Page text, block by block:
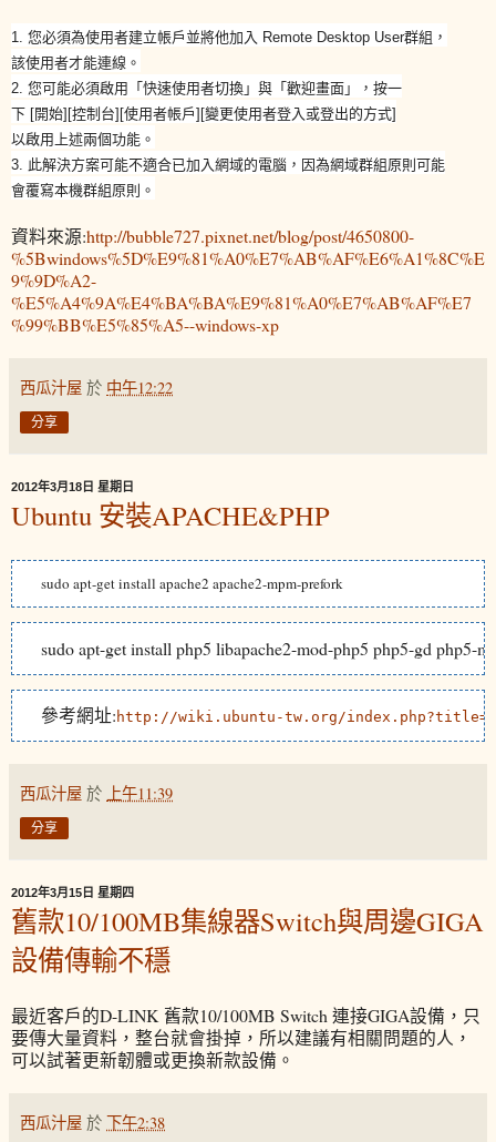
1. 您必須為使用者建立帳戶並將他加入 Remote Desktop User群組，
該使用者才能連線。
2. 您可能必須啟用「快速使用者切換」與「歡迎畫面」，按一
下 [開始][控制台][使用者帳戶][變更使用者登入或登出的方式]
以啟用上述兩個功能。
3. 此解決方案可能不適合已加入網域的電腦，因為網域群組原則可能
會覆寫本機群組原則。
資料來源:http://bubble727.pixnet.net/blog/post/4650800-
%5Bwindows%5D%E9%81%A0%E7%AB%AF%E6%A1%8C%E
9%9D%A2-
%E5%A4%9A%E4%BA%BA%E9%81%A0%E7%AB%AF%E7
%99%BB%E5%85%A5--windows-xp
西瓜汁屋 於 中午12:22
分享
2012年3月18日 星期日
Ubuntu 安裝APACHE&PHP
sudo apt-get install apache2 apache2-mpm-prefork
sudo apt-get install php5 libapache2-mod-php5 php5-gd php5-
參考網址: http://wiki.ubuntu-tw.org/
西瓜汁屋 於 上午11:39
分享
2012年3月15日 星期四
舊款10/100MB集線器Switch與周邊GIGA
設備傳輸不穩
最近客戶的D-LINK 舊款10/100MB Switch 連接GIGA設備，只
要傳大量資料，整台就會掛掉，所以建議有相關問題的人，
可以試著更新韌體或更換新款設備。
西瓜汁屋 於 下午2:38